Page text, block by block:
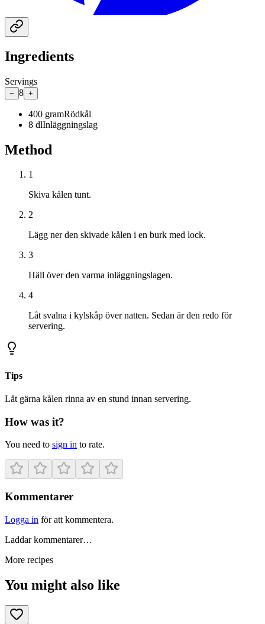
Ingredients
Servings
− 8 +
400 gramRödkål
8 dlInläggningslag
Method
1
Skiva kålen tunt.
2
Lägg ner den skivade kålen i en burk med lock.
3
Häll över den varma inläggningslagen.
4
Låt svalna i kylskåp över natten. Sedan är den redo för
servering.
Tips
Låt gärna kålen rinna av en stund innan servering.
How was it?
You need to sign in to rate.
Kommentarer
Logga in för att kommentera.
Laddar kommentarer…
More recipes
You might also like